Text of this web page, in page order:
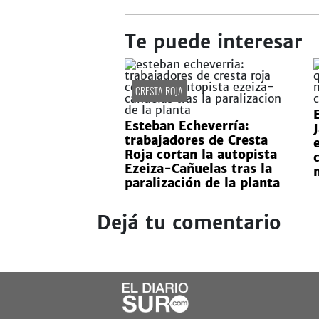
Te puede interesar
CRESTA ROJA
Esteban Echeverría:
trabajadores de Cresta
Roja cortan la autopista
Ezeiza-Cañuelas tras la
paralización de la planta
Dejá tu comentario